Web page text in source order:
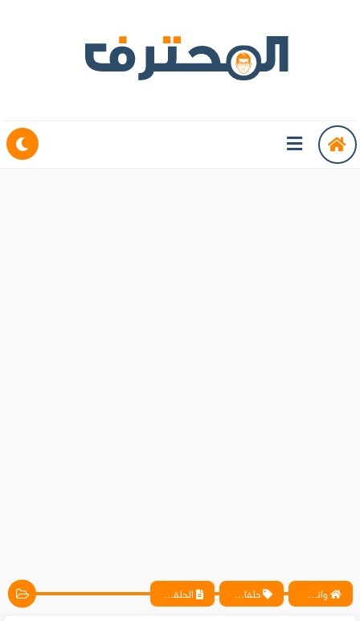
واتس آب ، فيسبوك ، أنترنت ، شروحات تقنية حصرية - المحترف حلقات متخصيصي الحماية الحلقة972: أحصل على قميص مكتوب عليه إسمك وكذلك جامعة للاوراق بالمجان